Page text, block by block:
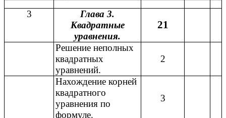
3
Глава 3.
Квадратные
уравнения.
21
Решение неполных
квадратных
уравнений.
2
Нахождение корней
квадратного
уравнения по
формуле.
3